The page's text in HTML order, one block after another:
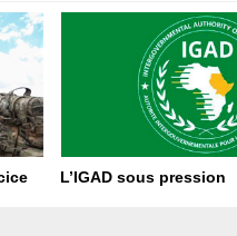
L’IGAD sous pression